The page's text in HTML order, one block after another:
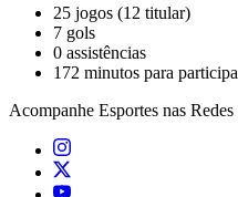
25 jogos (12 titular)
7 gols
0 assistências
172 minutos para
Acompanhe Esportes nas